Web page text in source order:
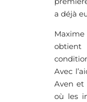
a déjà
obtient
Avec
Aven et
où les